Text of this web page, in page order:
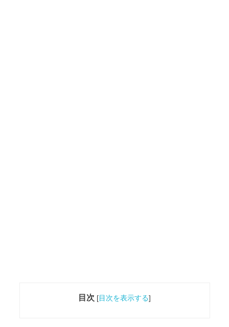
目次 [目次を表示する]